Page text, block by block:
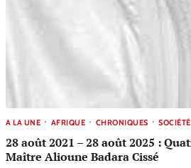
A LA UNE AFRIQUE CHRONIQUES
28 août 2021 – 28 août 2025 :
Maître Alioune Badara Cissé